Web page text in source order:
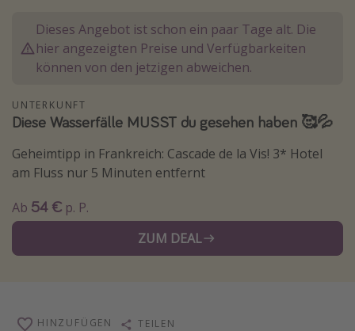
Krabi Urlaub
Tulum Urlaub
Japan Rundreise
Reisethemen
Wellnessurlaub
Singlereisen
Dieses Angebot ist schon ein paar Tage alt. Die
hier angezeigten Preise und Verfügbarkeiten
können von den jetzigen abweichen.
UNTERKUNFT
Diese Wasserfälle MUSST du gesehen haben 🥰💦
Geheimtipp in Frankreich: Cascade de la Vis! 3* Hotel
am Fluss nur 5 Minuten entfernt
Ab 54 € p. P.
ZUM DEAL
HINZUFÜGEN TEILEN